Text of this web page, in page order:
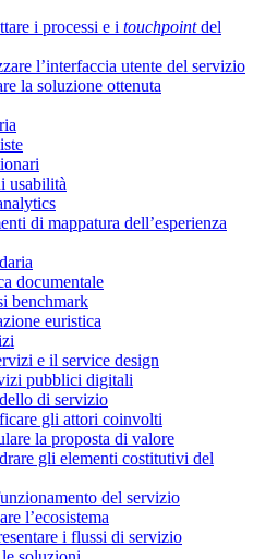
i processi e i touchpointdel
l’interfaccia utente del servizio
la soluzione ottenuta
usabilità
di mappatura dell’esperienza
documentale
benchmark
euristica
e il service design
pubblici digitali
di servizio
gli attori coinvolti
la proposta di valore
gli elementi costitutivi del
del servizio
l’ecosistema
i flussi di servizio